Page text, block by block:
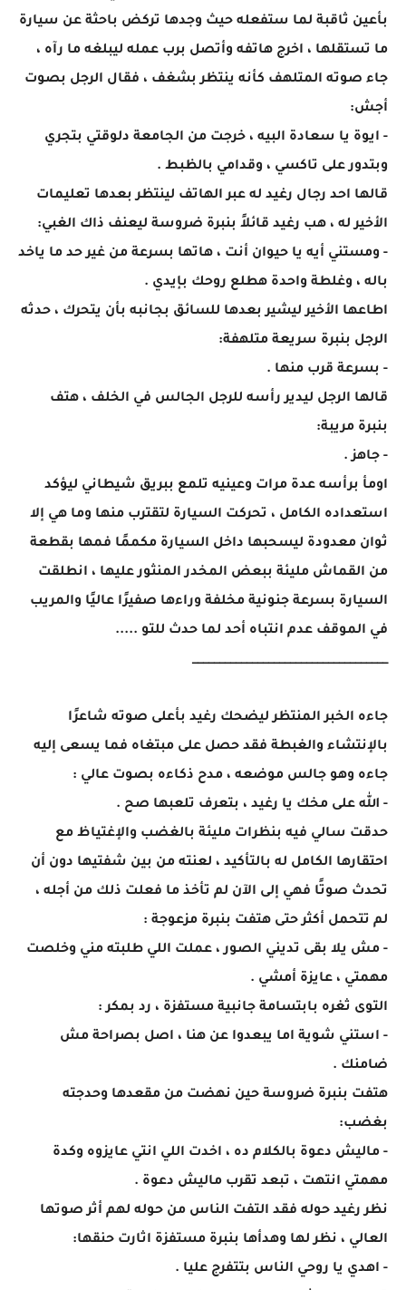
بأعين ثاقبة لما ستفعله حيث وجدها تركض باحثة عن سيارة
ما تستقلها ، اخرج هاتفه وأتصل برب عمله ليبلغه ما رآه ،
جاء صوته المتلهف كأنه ينتظر بشغف ، فقال الرجل بصوت
أجش:
- ايوة يا سعادة البيه ، خرجت من الجامعة دلوقتي بتجري
وبتدور على تاكسي ، وقدامي بالظبط .
قالها احد رجال رغيد له عبر الهاتف لينتظر بعدها تعليمات
الأخير له ، هب رغيد قائلاً بنبرة ضروسة ليعنف ذاك الغبي:
- ومستني أيه يا حيوان أنت ، هاتها بسرعة من غير حد ما ياخد
باله ، وغلطة واحدة هطلع روحك بإيدي .
اطاعها الأخير ليشير بعدها للسائق بجانبه بأن يتحرك ، حدثه
الرجل بنبرة سريعة متلهفة:
- بسرعة قرب منها .
قالها الرجل ليدير رأسه للرجل الجالس في الخلف ، هتف
بنبرة مريبة:
- جاهز .
اومأ برأسه عدة مرات وعينيه تلمع ببريق شيطاني ليؤكد
استعداده الكامل ، تحركت السيارة لتقترب منها وما هي إلا
ثوان معدودة ليسحبها داخل السيارة مكممًا فمها بقطعة
من القماش مليئة ببعض المخدر المنثور عليها ، انطلقت
السيارة بسرعة جنونية مخلفة وراءها صفيرًا عاليًا والمريب
في الموقف عدم انتباه أحد لما حدث للتو .....
____________________________________
جاءه الخبر المنتظر ليضحك رغيد بأعلى صوته شاعرًا
بالإنتشاء والغبطة فقد حصل على مبتغاه فما يسعى إليه
جاءه وهو جالس موضعه ، مدح ذكاءه بصوت عالي :
- الله على مخك يا رغيد ، بتعرف تلعبها صح .
حدقت سالي فيه بنظرات مليئة بالغضب والإغتياظ مع
احتقارها الكامل له بالتأكيد ، لعنته من بين شفتيها دون أن
تحدث صوتًا فهي إلى الآن لم تأخذ ما فعلت ذلك من أجله ،
لم تتحمل أكثر حتى هتفت بنبرة مزعوجة :
- مش يلا بقى تديني الصور ، عملت اللي طلبته مني وخلصت
مهمتي ، عايزة أمشي .
التوى ثغره بابتسامة جانبية مستفزة ، رد بمكر :
- استني شوية اما يبعدوا عن هنا ، اصل بصراحة مش
ضامنك .
هتفت بنبرة ضروسة حين نهضت من مقعدها وحدجته
بغضب:
- ماليش دعوة بالكلام ده ، اخدت اللي انتي عايزوه وكدة
مهمتي انتهت ، تبعد تقرب ماليش دعوة .
نظر رغيد حوله فقد التفت الناس من حوله لهم أثر صوتها
العالي ، نظر لها وهدأها بنبرة مستفزة اثارت حنقها:
- اهدي يا روحي الناس بتتفرج عليا .